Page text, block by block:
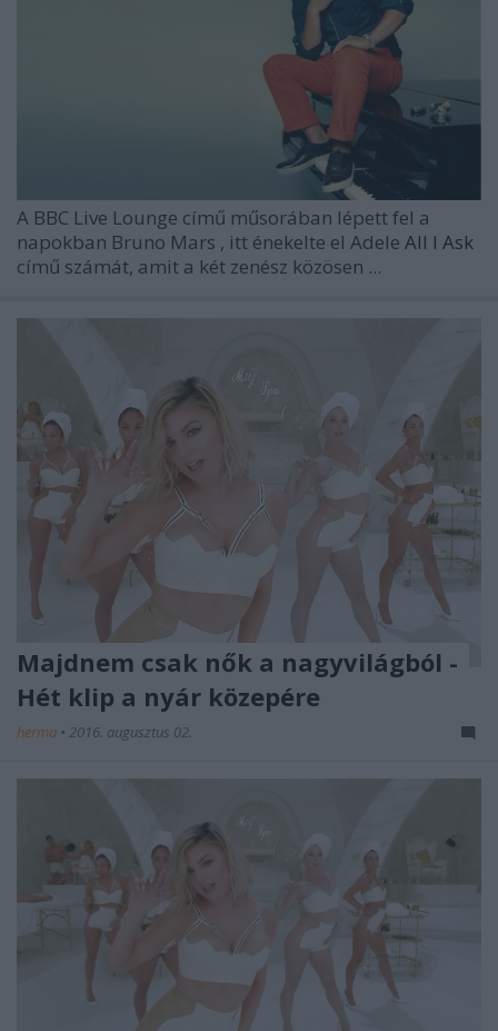
A BBC Live Lounge című műsorában lépett fel a
napokban Bruno Mars , itt énekelte el Adele All I Ask
című számát, amit a két zenész közösen ...
Majdnem csak nők a nagyvilágból -
Hét klip a nyár közepére
herma • 2016. augusztus 02.